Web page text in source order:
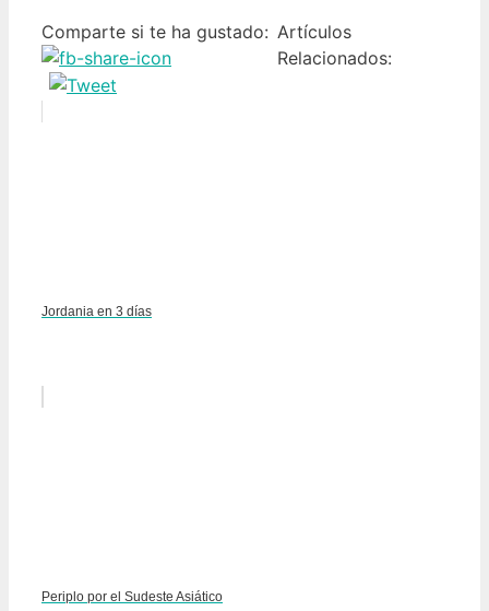
Comparte si te ha gustado: Artículos
Relacionados:
Jordania en 3 días
Periplo por el Sudeste Asiático